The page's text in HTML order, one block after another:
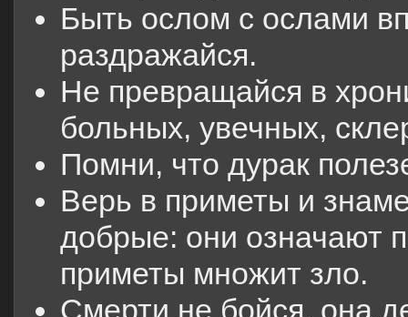
Быть ослом с ослами
раздражайся.
Не превращайся в
больных, увечных,
Помни, что дурак
Верь в приметы и
добрые: они означают
приметы множит зло.
Смерти не бойся, она